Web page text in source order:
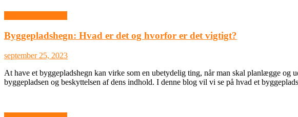
Byggepladshegn: Hvad er det og hvorfor er det vigtigt?
september 25, 2023
At have et byggepladshegn kan virke som en ubetydelig ting, når man skal planlægge
byggepladsen og beskyttelsen af dens indhold. I denne blog vil vi se på hvad et